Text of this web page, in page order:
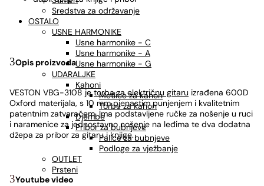
Sredstva za održavanje
OSTALO
USNE HARMONIKE
Usne harmonike - C
Usne harmonike - A
Usne harmonike - G
UDARALJKE
Kahoni
Metlice za kahon
Torbe za kahon
Djembe
Pribor za bubnjeve
Palice za bubnjeve
Podloge za vježbanje
OUTLET
Prsteni
Opis proizvoda
VESTON VBG-3108 jetorba za električnu gitaru izrađena 600D
Oxford materijala, s 10 mm pjenastim punjenjem i kvalitetnim
patentnim zatvaračem. Ima podstavljene ručke za nošenje u ruci
i naramenice za jednostavno nošenje na leđima te dva dodatna
džepa za pribor za gitaru i knjige.
Youtube video